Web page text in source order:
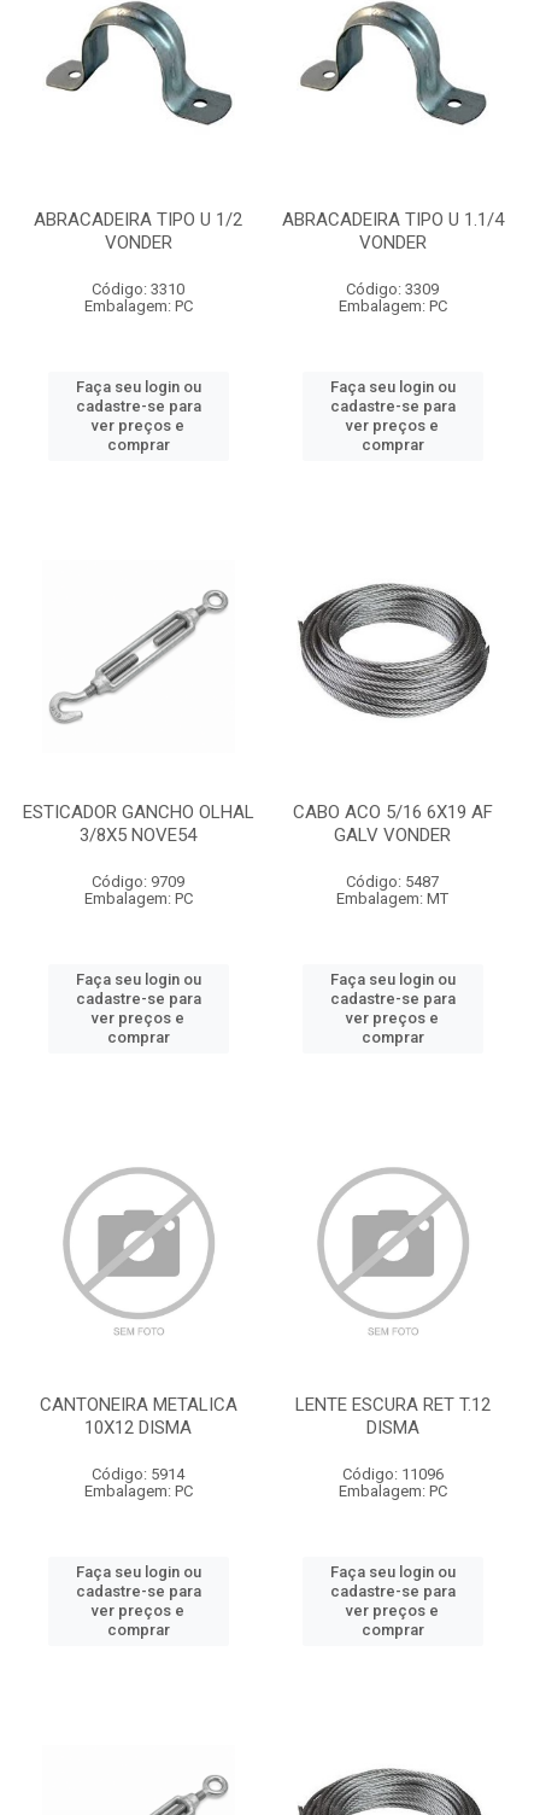
ABRACADEIRA TIPO U 1/2
VONDER
Código: 3310
Embalagem: PC
Faça seu login ou
cadastre-se para
ver preços e
comprar
ABRACADEIRA TIPO U 1.1/4
VONDER
Código: 3309
Embalagem: PC
Faça seu login ou
cadastre-se para
ver preços e
comprar
ESTICADOR GANCHO OLHAL
3/8X5 NOVE54
Código: 9709
Embalagem: PC
Faça seu login ou
cadastre-se para
ver preços e
comprar
CABO ACO 5/16 6X19 AF
GALV VONDER
Código: 5487
Embalagem: MT
Faça seu login ou
cadastre-se para
ver preços e
comprar
CANTONEIRA METALICA
10X12 DISMA
Código: 5914
Embalagem: PC
Faça seu login ou
cadastre-se para
ver preços e
comprar
LENTE ESCURA RET T.12
DISMA
Código: 11096
Embalagem: PC
Faça seu login ou
cadastre-se para
ver preços e
comprar